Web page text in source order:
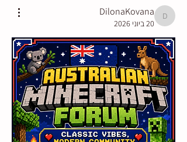
DilonaKovana
DilonaKovana
20 ביוני 2026